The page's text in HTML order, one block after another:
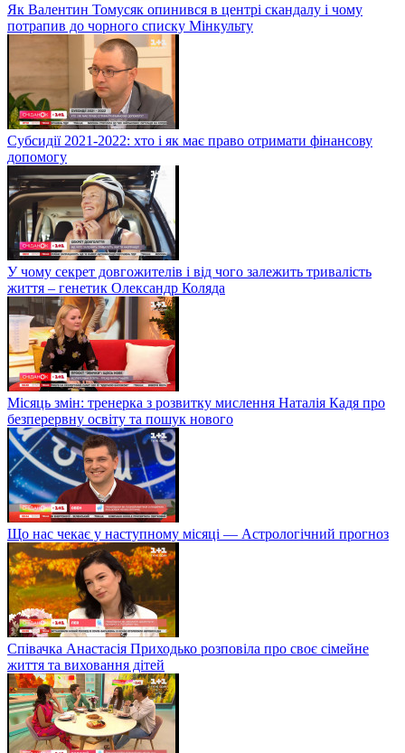
Як Валентин Томусяк опинився в центрі скандалу і чому
потрапив до чорного списку Мінкульту
Субсидії 2021-2022: хто і як має право отримати фінансову
допомогу
У чому секрет довгожителів і від чого залежить тривалість
життя – генетик Олександр Коляда
Місяць змін: тренерка з розвитку мислення Наталія Кадя про
безперервну освіту та пошук нового
Що нас чекає у наступному місяці — Астрологічний прогноз
Співачка Анастасія Приходько розповіла про своє сімейне
життя та виховання дітей